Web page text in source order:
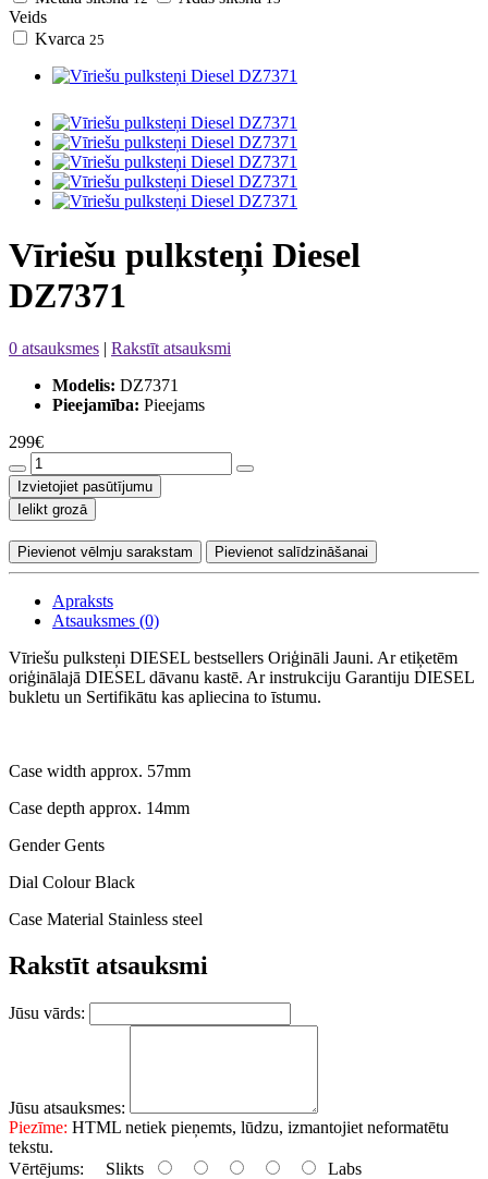
Veids
Kvarca 25
Vīriešu pulksteņi Diesel
DZ7371
0 atsauksmes | Rakstīt atsauksmi
Modelis: DZ7371
Pieejamība: Pieejams
299€
Izvietojiet pasūtījumu
Ielikt grozā
Pievienot vēlmju sarakstam Pievienot salīdzināšanai
Apraksts
Atsauksmes (0)
Vīriešu pulksteņi DIESEL bestsellers Oriģināli Jauni. Ar etiķetēm
oriģinālajā DIESEL dāvanu kastē. Ar instrukciju Garantiju DIESEL
bukletu un Sertifikātu kas apliecina to īstumu.
Case width approx. 57mm
Case depth approx. 14mm
Gender Gents
Dial Colour Black
Case Material Stainless steel
Rakstīt atsauksmi
Jūsu vārds:
Jūsu atsauksmes:
Piezīme: HTML netiek pieņemts, lūdzu, izmantojiet neformatētu
tekstu.
Vērtējums: Slikts Labs